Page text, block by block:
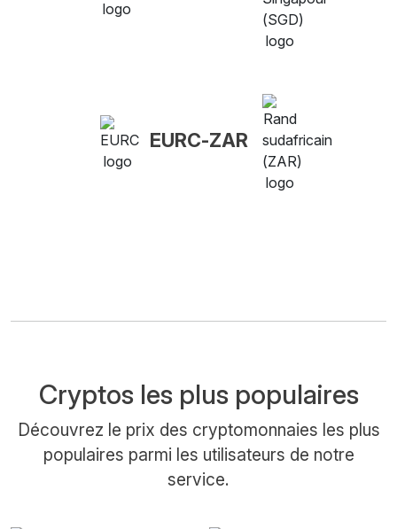
EURC-ZAR
Cryptos les plus populaires
Découvrez le prix des cryptomonnaies les plus
populaires parmi les utilisateurs de notre
service.